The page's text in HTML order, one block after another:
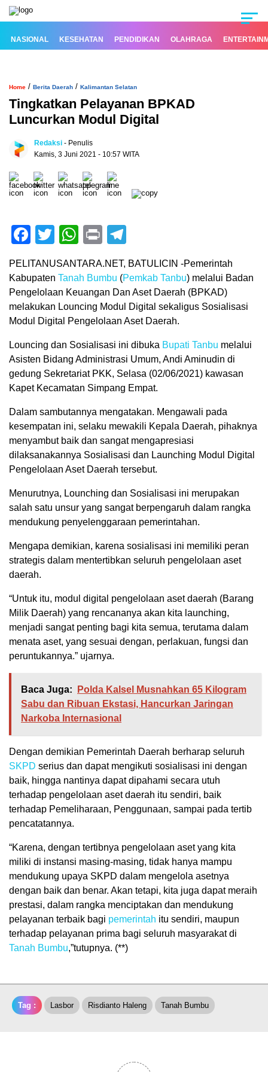
NASIONAL KESEHATAN PENDIDIKAN OLAHRAGA
Home / Berita Daerah / Kalimantan Selatan
Tingkatkan Pelayanan BPKAD
Luncurkan Modul Digital
Redaksi - Penulis
Kamis, 3 Juni 2021 - 10:57 WITA
Facebook
TwitterWhatsApp
Print
PELITANUSANTARA.NET, BATULICIN -Pemerintah
Kabupaten Tanah Bumbu (Pemkab Tanbu) melalui Badan
Pengelolaan Keuangan Dan Aset Daerah (BPKAD)
melakukan Louncing Modul Digital sekaligus Sosialisasi
Modul Digital Pengelolaan Aset Daerah.
Louncing dan Sosialisasi ini dibuka Bupati Tanbu melalui
Asisten Bidang Administrasi Umum, Andi Aminudin di
gedung Sekretariat PKK, Selasa (02/06/2021) kawasan
Kapet Kecamatan Simpang Empat.
Dalam sambutannya mengatakan. Mengawali pada
kesempatan ini, selaku mewakili Kepala Daerah, pihaknya
menyambut baik dan sangat mengapresiasi
dilaksanakannya Sosialisasi dan Launching Modul Digital
Pengelolaan Aset Daerah tersebut.
Menurutnya, Lounching dan Sosialisasi ini merupakan
salah satu unsur yang sangat berpengaruh dalam rangka
mendukung penyelenggaraan pemerintahan.
Mengapa demikian, karena sosialisasi ini memiliki peran
strategis dalam mentertibkan seluruh pengelolaan aset
daerah.
“Untuk itu, modul digital pengelolaan aset daerah (Barang
Milik Daerah) yang rencananya akan kita launching,
menjadi sangat penting bagi kita semua, terutama dalam
menata aset, yang sesuai dengan, perlakuan, fungsi dan
peruntukannya.” ujarnya.
Baca Juga:
Polda Kalsel Musnahkan 65 Kilogram
Sabu dan Ribuan Ekstasi, Hancurkan Jaringan
Narkoba Internasional
Dengan demikian Pemerintah Daerah berharap seluruh
SKPD serius dan dapat mengikuti sosialisasi ini dengan
baik, hingga nantinya dapat dipahami secara utuh
terhadap pengelolaan aset daerah itu sendiri, baik
terhadap Pemeliharaan, Penggunaan, sampai pada tertib
pencatatannya.
“Karena, dengan tertibnya pengelolaan aset yang kita
miliki di instansi masing-masing, tidak hanya mampu
mendukung upaya SKPD dalam mengelola asetnya
dengan baik dan benar. Akan tetapi, kita juga dapat meraih
prestasi, dalam rangka menciptakan dan mendukung
pelayanan terbaik bagi pemerintah itu sendiri, maupun
terhadap pelayanan prima bagi seluruh masyarakat di
Tanah Bumbu,”tutupnya. (**)
Tag : Lasbor Risdianto Haleng Tanah Bumbu